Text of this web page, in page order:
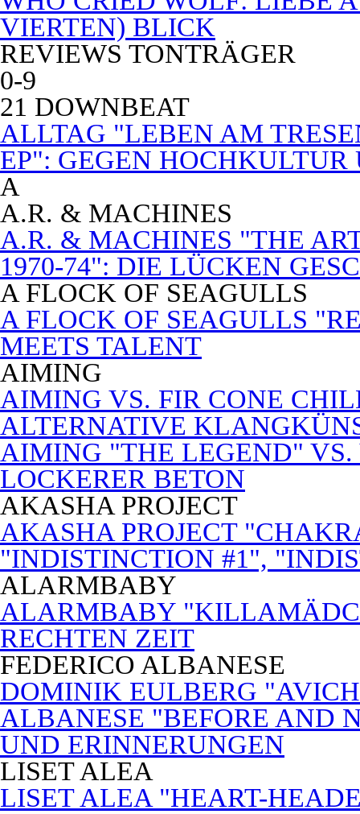
VIERTEN) BLICK
REVIEWS TONTRÄGER
0-9
21 DOWNBEAT
ALLTAG "LEBEN AM
EP": GEGEN
A
A.R. & MACHINES
A.R. & MACHINES "THE
1970-74": DIE LÜCKEN
A FLOCK OF SEAGULLS
A FLOCK OF SEAGULLS
MEETS TALENT
AIMING
AIMING VS. FIR CONE
ALTERNATIVE
AIMING "THE LEGEND"
LOCKERER BETON
AKASHA PROJECT
AKASHA PROJECT
"INDISTINCTION #1",
ALARMBABY
ALARMBABY
RECHTEN ZEIT
FEDERICO ALBANESE
DOMINIK EULBERG
ALBANESE "BEFORE AND
UND ERINNERUNGEN
LISET ALEA
LISET ALEA "HEART-